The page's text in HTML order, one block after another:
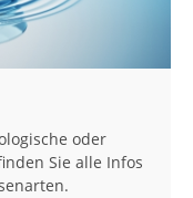
oder
Sie alle Infos